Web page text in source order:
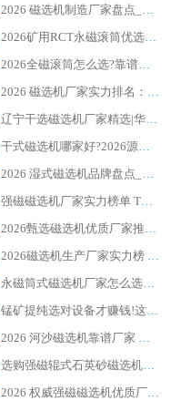
2026 磁选机制造厂家盘点_华体会手机网页版-华体会(中国) _综合实力剖析
2026矿用RCT永磁滚筒优选厂家_华体会手机网页版-华体会(中国) 领衔靠谱品牌盘点
2026全磁滚筒怎么选?靠谱厂家推荐，口碑之选华体会手机网页版-华体会(中国)
2026 磁选机厂家实力排名：技术与实力双轮驱动，华体会手机网页版-华体会(中国) 领跑
辽宁干选磁选机厂家精选|华体会手机网页版-华体会(中国) 硬核实力领跑行业标杆
干式磁选机哪家好?2026源头厂家推荐_华体会手机网页版-华体会(中国) 强磁磁选机生产厂家
2026 湿式磁选机品牌盘点_华体会手机网页版-华体会(中国) _内行认可的靠谱厂家
强磁磁选机厂家实力榜单 TOP3：华体会手机网页版-华体会(中国) 稳居前列
2026甄选磁选机优质厂家推荐：潍坊华体会手机网页版-华体会(中国) ，凭实力稳居行业前列
2026磁选机生产厂家实力榜 TOP1：华体会手机网页版-华体会(中国) 凭什么成为行业喜欢选?
永磁筒式磁选机厂家怎么选?14 年老厂华体会手机网页版-华体会(中国) 凭实力出圈，这 5 大优势太圈粉
锰矿提纯选对设备才赚钱!这家临朐厂家的强磁辊磁选机凭啥成行业标杆?
2026 河沙磁选机靠谱厂家 华体会手机网页版-华体会(中国) 临朐大厂实地测评
选购强磁辊式石英砂磁选机技巧 实体源头厂家认准华体会手机网页版-华体会(中国)
2026 权威强磁磁选机优质厂家推荐：潍坊华体会手机网页版-华体会(中国) 凭实力领跑工业除铁提纯赛道